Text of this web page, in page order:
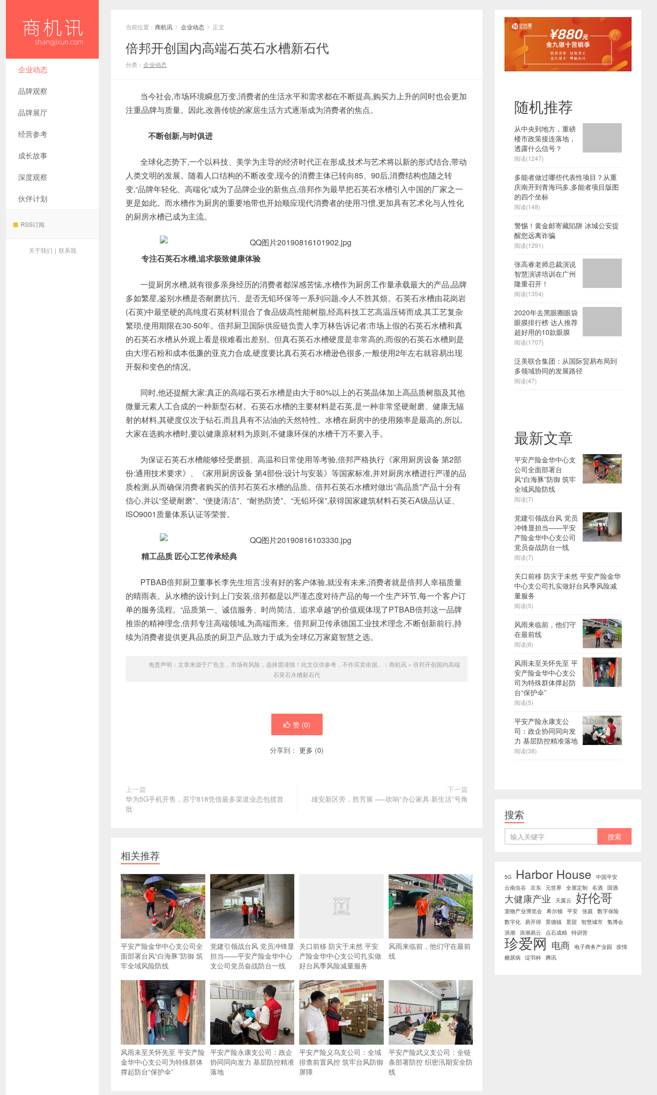
企业动态
品牌观察
品牌展厅
经营参考
成长故事
深度观察
伙伴计划
RSS订阅
关于我们 | 联系我
当前位置： 商机讯 > 企业动态 > 正文
倍邦开创国内高端石英石水槽新石代
分类： 企业动态
当今社会,市场环境瞬息万变,消费者的生活水平和需求都在不断提高,购买力上升的同时也会更加
注重品牌与质量。因此,改善传统的家居生活方式逐渐成为消费者的焦点。
不断创新,与时俱进
全球化态势下,一个以科技、美学为主导的经济时代正在形成,技术与艺术将以新的形式结合,带动
人类文明的发展。随着人口结构的不断改变,现今的消费主体已转向85、90后,消费结构也随之转
变,“品牌年轻化、高端化”成为了品牌企业的新焦点,倍邦作为最早把石英石水槽引入中国的厂家之一
更是如此。而水槽作为厨房的重要地带也开始顺应现代消费者的使用习惯,更加具有艺术化与人性化
的厨房水槽已成为主流。
专注石英石水槽,追求极致健康体验
一提厨房水槽,就有很多亲身经历的消费者都深感苦恼,水槽作为厨房工作量承载最大的产品,品牌
多如繁星,鉴别水槽是否耐磨抗污、是否无铅环保等一系列问题,令人不胜其烦。石英石水槽由花岗岩
(石英)中最坚硬的高纯度石英材料混合了食品级高性能树脂,经高科技工艺高温压铸而成,其工艺复杂
繁琐,使用期限在30-50年。倍邦厨卫国际供应链负责人李万林告诉记者:市场上假的石英石水槽和真
的石英石水槽从外观上看是很难看出差别。但真石英石水槽硬度是非常高的,而假的石英石水槽则是
由大理石粉和成本低廉的亚克力合成,硬度要比真石英石水槽逊色很多,一般使用2年左右就容易出现
开裂和变色的情况。
同时,他还提醒大家:真正的高端石英石水槽是由大于80%以上的石英晶体加上高品质树脂及其他
微量元素人工合成的一种新型石材。石英石水槽的主要材料是石英,是一种非常坚硬耐磨、健康无辐
射的材料,其硬度仅次于钻石,而且具有不沾油的天然特性。水槽在厨房中的使用频率是最高的,所以,
大家在选购水槽时,要以健康原材料为原则,不健康环保的水槽千万不要入手。
为保证石英石水槽能够经受磨损、高温和日常使用等考验,倍邦严格执行《家用厨房设备 第2部
份:通用技术要求》、《家用厨房设备 第4部份:设计与安装》等国家标准,并对厨房水槽进行严谨的品
质检测,从而确保消费者购买的倍邦石英石水槽的品质。倍邦石英石水槽对做出“高品质”产品十分有
信心,并以“坚硬耐磨”、“便捷清洁”、“耐热防烫”、“无铅环保”,获得国家建筑材料石英石A级品认证、
ISO9001质量体系认证等荣誉。
精工品质 匠心工艺传承经典
PTBAB倍邦厨卫董事长李先生坦言:没有好的客户体验,就没有未来,消费者就是倍邦人幸福质量
的晴雨表。从水槽的设计到上门安装,倍邦都是以严谨态度对待产品的每一个生产环节,每一个客户订
单的服务流程。“品质第一、诚信服务、时尚简洁、追求卓越”的价值观体现了PTBAB倍邦这一品牌
推崇的精神理念,倍邦专注高端领域,为高端而来。倍邦厨卫传承德国工业技术理念,不断创新前行,持
续为消费者提供更具品质的厨卫产品,致力于成为全球亿万家庭智慧之选。
免责声明：文章来源于广告主，市场有风险，选择需谨慎！此文仅供参考，不作买卖依据。： 商机讯» 倍邦开创国内高端
石英石水槽新石代
赞 (0)
分享到： 更多 (0)
上一篇
华为5G手机开售，苏宁818凭借最多渠道业态包揽首
批
下一篇
雄安新区旁，胜芳展 —–吹响“办公家具·新生活”号角
相关推荐
平安产险金华中心支公司全
面部署台风“白海豚”防御 筑
牢全域风险防线
党建引领战台风 党员冲锋显
担当——平安产险金华中心
支公司党员奋战防台一线
关口前移 防灾于未然 平安
产险金华中心支公司扎实做
好台风季风险减量服务
风雨来临前，他们守在最前
线
风雨未至关怀先至 平安产险
金华中心支公司为特殊群体
撑起防台“保护伞”
平安产险永康支公司：政企
协同同向发力 基层防控精准
落地
平安产险义乌支公司：全域
排查前置风控 筑牢台风防御
屏障
平安产险武义支公司：全链
条部署防控 织密汛期安全防
线
随机推荐
从中央到地方，重磅
楼市政策接连落地，
透露什么信号？
阅读(1247)
多能者做过哪些代表性项目？从重
庆南开到青海玛多,多能者项目版图
的四个坐标
阅读(148)
警惕！黄金邮寄藏陷阱 冰城公安提
醒您远离诈骗
阅读(1291)
张高睿老师总裁演说
智慧演讲培训在广州
隆重召开！
阅读(1354)
2020年去黑眼圈眼袋
眼膜排行榜 达人推荐
超好用的10款眼膜
阅读(1707)
泛美联合集团：从国际贸易布局到
多领域协同的发展路径
阅读(47)
最新文章
平安产险金华中心支
公司全面部署台
风“白海豚”防御 筑牢
全域风险防线
阅读(7)
党建引领战台风 党员
冲锋显担当——平安
产险金华中心支公司
党员奋战防台一线
阅读(7)
关口前移 防灾于未然 平安产险金华
中心支公司扎实做好台风季风险减
量服务
阅读(5)
风雨来临前，他们守
在最前线
阅读(8)
风雨未至关怀先至 平
安产险金华中心支公
司为特殊群体撑起防
台“保护伞”
阅读(5)
平安产险永康支公
司：政企协同同向发
力 基层防控精准落地
阅读(38)
搜索
5G Harbor House
中国平安
云南虫谷 京东 元世界 全屋定制 名酒 国酒
大健康产业 天翼云 好伦哥
宠物产业博览会 希尔顿 平安 张庭
数字保险
数字化 易开得 景德镇 景甜 智慧城市 氢博会
浪潮 浪潮易云 点石成精 特训营
珍爱网 电商 电子商务产业园
疫情
糖尿病
绽羽杯 腾讯